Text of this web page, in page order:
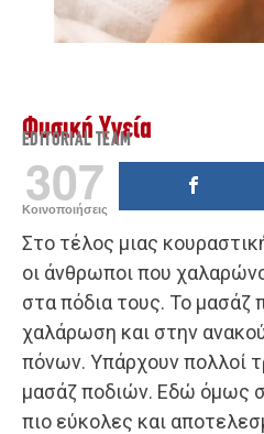
Φυσική Υγεία
EDITORIAL TEAM
307
Κοινοποιήσεις
Στο τέλος μιας
οι άνθρωποι που
στα πόδια τους. Το μασάζ
χαλάρωση και στην
πόνων. Υπάρχουν πολλοί
μασάζ ποδιών. Εδώ όμως
πιο εύκολες και